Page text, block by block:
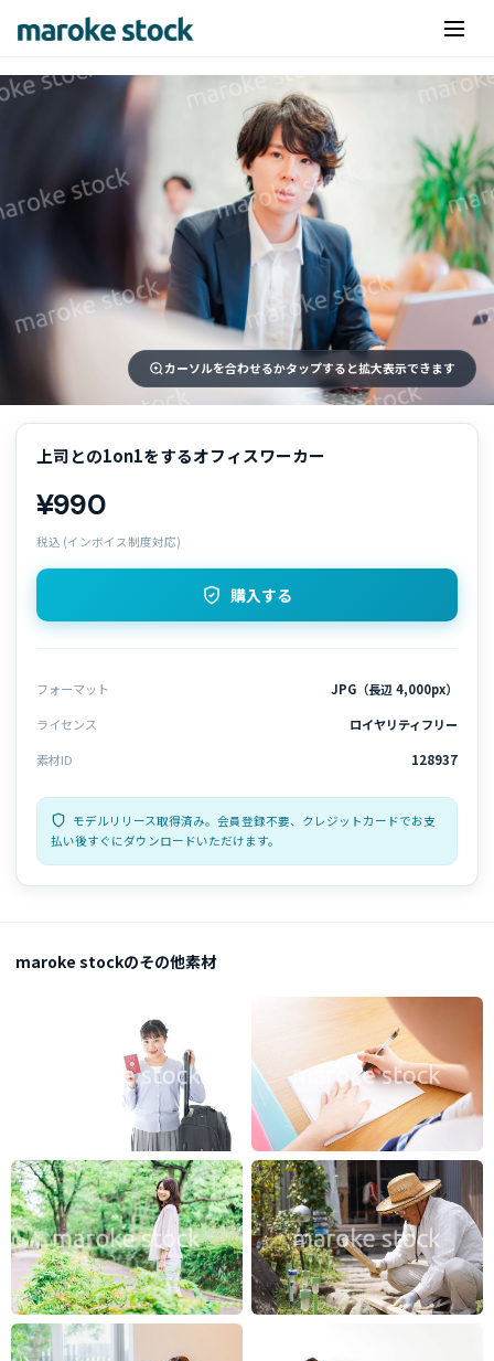
カーソルを合わせるかタップすると拡大表示できます
上司との1on1をするオフィスワーカー
¥990
税込 (インボイス制度対応)
購入する
フォーマット
JPG（長辺 4,000px）
ライセンス
ロイヤリティフリー
素材ID
128937
モデルリリース取得済み。会員登録不要、クレジットカードでお支
払い後すぐにダウンロードいただけます。
maroke stockのその他素材